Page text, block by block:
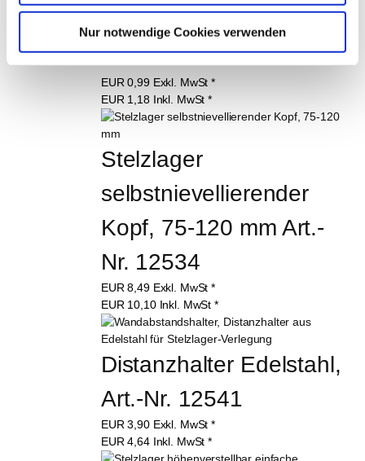
Nur notwendige Cookies verwenden
Unterlegmatte 220 x
220 mm Art.-Nr. 11865
EUR0,99 Exkl. MwSt *
EUR 1,18 Inkl. MwSt *
Stelzlager
selbstnievellierender
Kopf, 75-120 mm Art.-
Nr. 12534
EUR8,49 Exkl. MwSt *
EUR 10,10 Inkl. MwSt *
Distanzhalter Edelstahl,
Art.-Nr. 12541
EUR3,90 Exkl. MwSt *
EUR4,64 Inkl. MwSt *